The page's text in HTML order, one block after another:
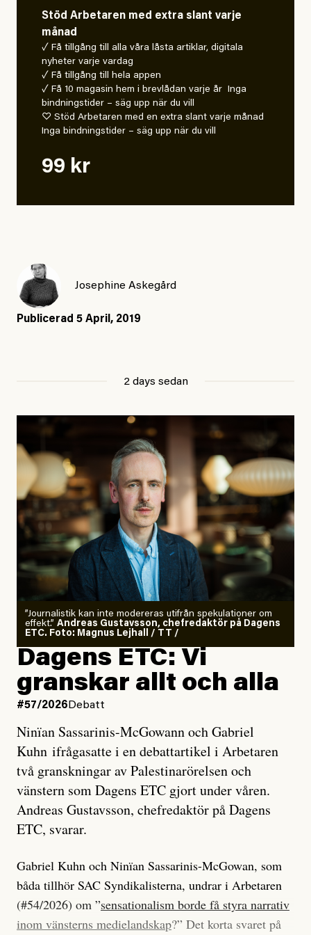
Stöd Arbetaren med extra slant varje
månad
✓ Få tillgång till alla våra låsta artiklar, digitala
nyheter varje vardag
✓ Få tillgång till hela appen
✓ Få 10 magasin hem i brevlådan varje år Inga
bindningstider – säg upp när du vill
♡ Stöd Arbetaren med en extra slant varje månad
Inga bindningstider – säg upp när du vill
99 kr
Josephine Askegård
Publicerad 5 April, 2019
2 days sedan
”Journalistik kan inte modereras utifrån spekulationer om
effekt.” Andreas Gustavsson, chefredaktör på Dagens
ETC. Foto: Magnus Lejhall / TT /
Dagens ETC: Vi
granskar allt och alla
#57/2026 Debatt
Ninïan Sassarinis-McGowann och Gabriel
Kuhn ifrågasatte i en debattartikel i Arbetaren
två granskningar av Palestinarörelsen och
vänstern som Dagens ETC gjort under våren.
Andreas Gustavsson, chefredaktör på Dagens
ETC, svarar.
Gabriel Kuhn och Ninïan Sassarinis-McGowan, som
båda tillhör SAC Syndikalisterna, undrar i Arbetaren
(#54/2026) om ”sensationalism borde få styra narrativ
inom vänsterns medielandskap?” Det korta svaret på